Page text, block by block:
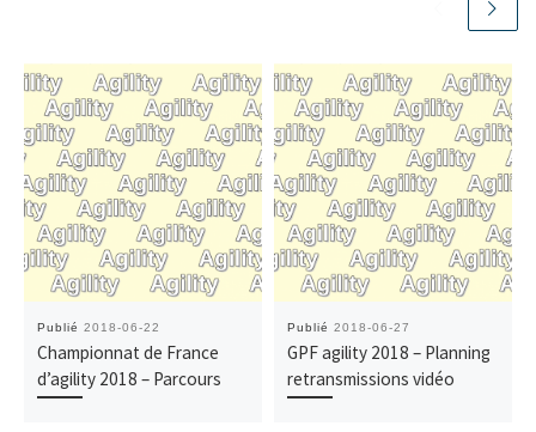
Publié 2018-06-22
Championnat de France
d’agility 2018 – Parcours
Publié 2018-06-27
GPF agility 2018 – Planning
retransmissions vidéo